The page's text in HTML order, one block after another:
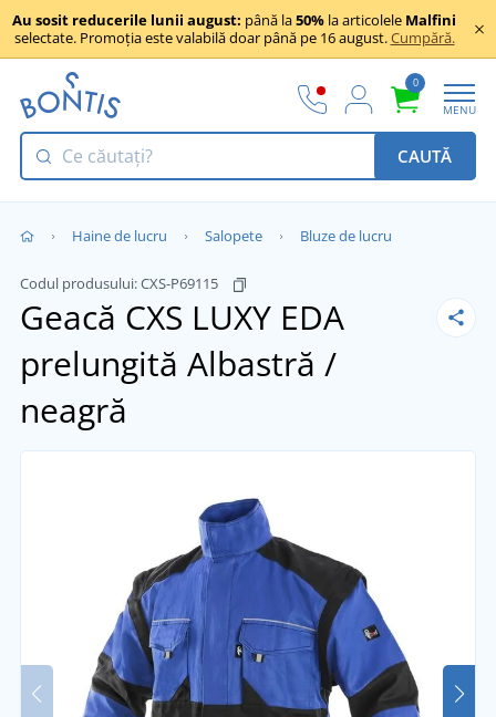
Au sosit reducerile lunii august: până la50% la articolele Malfini
selectate. Promoția este valabilă doar până pe 16 august.Cumpără.
0
MENU
CAUTĂ
Haine de lucru Salopete Bluze de lucru
Codul produsului:CXS-P69115
Geacă CXS LUXY EDA
prelungită Albastră /
neagră